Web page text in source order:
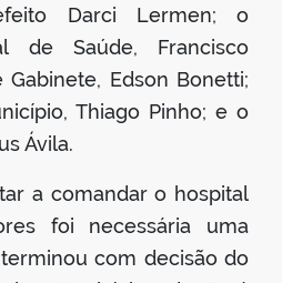
Darci Lermen; o
de Saúde, Francisco
Edson Bonetti;
Thiago Pinho; e o
Ávila.
a comandar o hospital
foi necessária uma
com decisão do